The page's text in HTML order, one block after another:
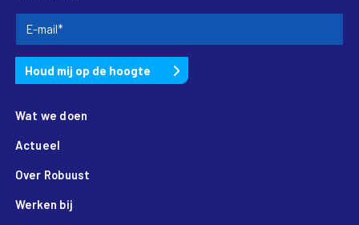
Wat we doen
Actueel
Over Robuust
Werken bij